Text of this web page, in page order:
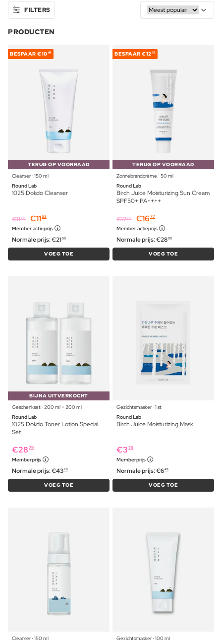
FILTERS
PRODUCTEN
BESPAAR €10 46
TERUG OP VOORRAAD
Cleanser ⋅ 150 ml
Round Lab
1025 Dokdo Cleanser
€1189 €1153
Member actieprijs
Normale prijs:€2199
VOEG TOE
BESPAAR €12 22
TERUG OP VOORRAAD
Zonnebrandcrème ⋅ 50 ml
Round Lab
Birch Juice Moisturizing Sun Cream
SPF50+ PA++++
€1729 €1677
Member actieprijs
Normale prijs:€2899
VOEG TOE
BIJNA UITVERKOCHT
Geschenkset ⋅ 200 ml + 200 ml
Round Lab
1025 Dokdo Toner Lotion Special
Set
€28 79
Memberprijs
Normale prijs:€4329
VOEG TOE
Gezichtsmasker ⋅ 1 st
Round Lab
Birch Juice Moisturizing Mask
€3 79
Memberprijs
Normale prijs:€649
VOEG TOE
Cleanser ⋅ 150 ml
Gezichtsmasker ⋅ 100 ml